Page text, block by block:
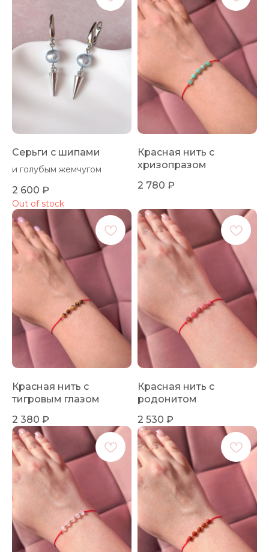
Серьги с шипами
и голубым жемчугом
2 600 ₽
Out of stock
Красная нить с
хризопразом
2 780 ₽
Красная нить с
тигровым глазом
2 380 ₽
Красная нить с
родонитом
2 530 ₽